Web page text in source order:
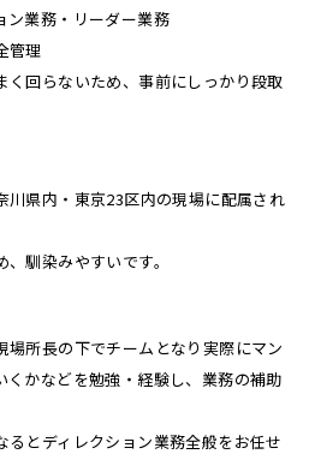
業務・リーダー業務
管理
回らないため、事前にしっかり段取
県内・東京23区内の現場に配属され
馴染みやすいです。
所長の下でチームとなり実際にマン
くかなどを勉強・経験し、業務の補助
とディレクション業務全般をお任せ